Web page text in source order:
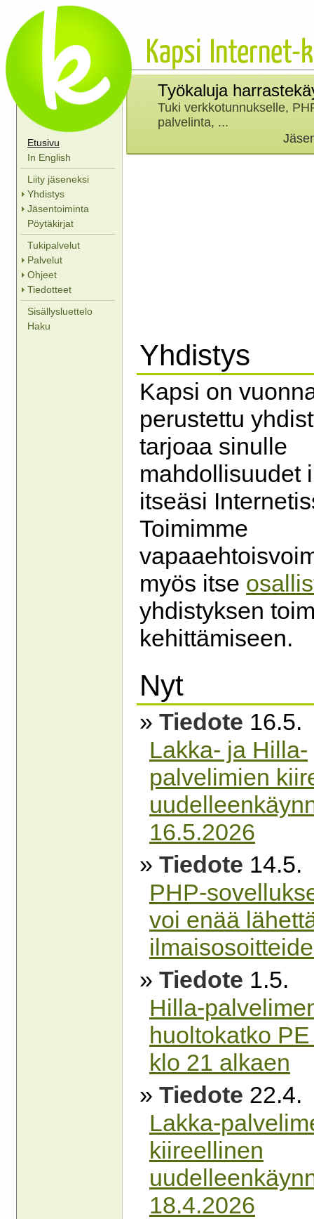
Kapsi Internet-
Etusivu
In English
Liity jäseneksi
Yhdistys
Jäsentoiminta
Pöytäkirjat
Tukipalvelut
Palvelut
Ohjeet
Tiedotteet
Sisällysluettelo
Haku
Työkaluja
Tuki verkkotunnukselle,
palvelinta, ...
Yhdistys
Kapsi on
perustettu
tarjoaa sinulle
mahdollisuudet
itseäsi
Toimimme
myös itse
yhdistyksen
kehittämiseen.
Nyt
» Tiedote 16.5.
Lakka- ja Hilla-
palvelimien
16.5.2026
» Tiedote 14.5.
PHP-
voi enää
» Tiedote 1.5.
Hilla-
huoltokatko
klo 21 alkaen
» Tiedote 22.4.
Lakka-
kiireellinen
18.4.2026